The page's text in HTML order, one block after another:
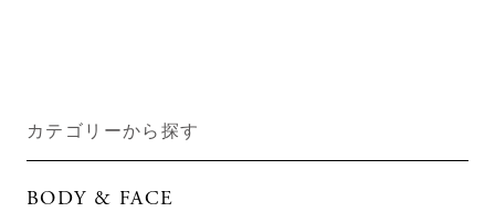
カテゴリーから探す
BODY & FACE